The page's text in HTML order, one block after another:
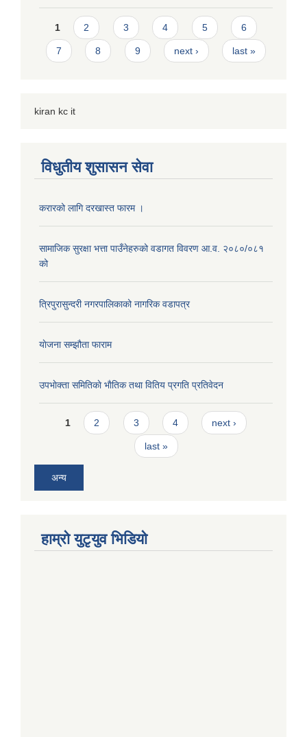
Pages
1 2 3 4 5 6
7 8 9 next › last »
kiran kc it
विधुतीय शुसासन सेवा
करारको लागि दरखास्त फारम ।
सामाजिक सुरक्षा भत्ता पाउँनेहरुको वडागत विवरण आ.व. २०८०/०८१
को
त्रिपुरासुन्दरी नगरपालिकाको नागरिक वडापत्र
याेजना सम्झौता फाराम
उपभाेक्ता समितिकाे भाैतिक तथा वितिय प्रगति प्रतिवेदन
Pages
1 2 3 4 next ›
last »
अन्य
हाम्राे युटृयुव भिडियाे